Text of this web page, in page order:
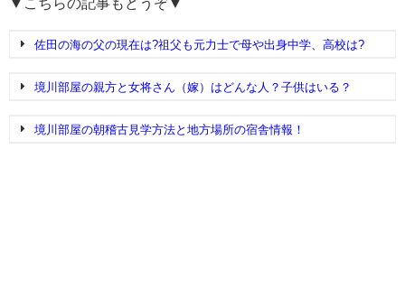
佐田の海の父の現在は?祖父も元力士で母や出身中学、高校は?
境川部屋の親方と女将さん（嫁）はどんな人？子供はいる？
境川部屋の朝稽古見学方法と地方場所の宿舎情報！